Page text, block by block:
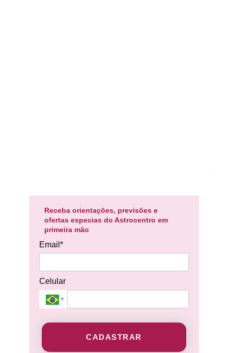
Receba orientações, previsões e
ofertas especias do Astrocentro em
primeira mão
Email*
Celular
CADASTRAR